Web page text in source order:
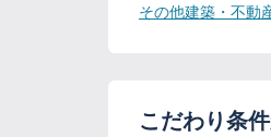
その他建築・不動
こだわり条